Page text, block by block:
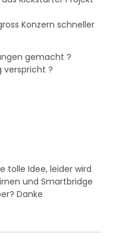
Konzern schneller
gemacht ?
verspricht ?
tolle Idee, leider wird
und Smartbridge
Danke